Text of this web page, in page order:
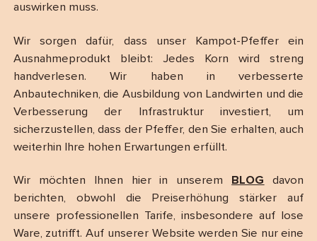
auswirken muss.
Wir sorgen dafür, dass unser Kampot-Pfeffer ein
Ausnahmeprodukt bleibt: Jedes Korn wird streng
handverlesen. Wir haben in verbesserte
Anbautechniken, die Ausbildung von Landwirten und die
Verbesserung der Infrastruktur investiert, um
sicherzustellen, dass der Pfeffer, den Sie erhalten, auch
weiterhin Ihre hohen Erwartungen erfüllt.
Wir möchten Ihnen hier in unserem BLOG davon
berichten, obwohl die Preiserhöhung stärker auf
unsere professionellen Tarife, insbesondere auf lose
Ware, zutrifft. Auf unserer Website werden Sie nur eine